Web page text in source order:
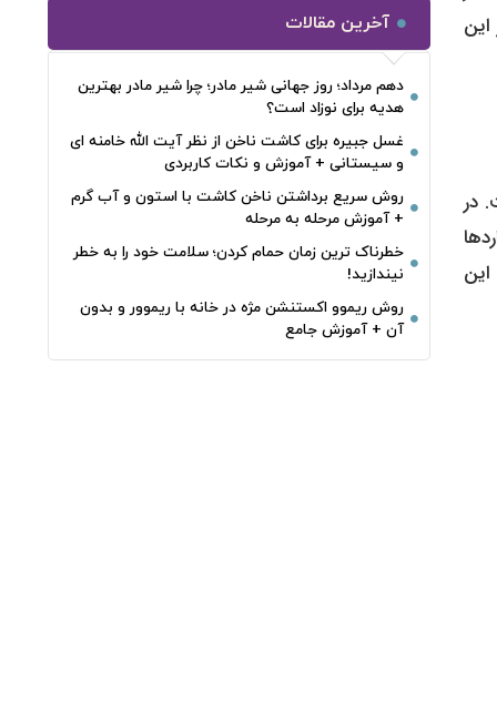
در
آخرین مقالات
دهم مرداد؛ روز جهانی شیر مادر؛ چرا شیر مادر بهترین
هدیه برای نوزاد است؟
غسل جبیره برای کاشت ناخن از نظر آیت الله خامنه ای
و سیستانی + آموزش و نکات کاربردی
روش سریع برداشتن ناخن کاشت با استون و آب گرم
+ آموزش مرحله به مرحله
خطرناک‌ ترین زمان‌ حمام کردن؛ سلامت خود را به خطر
نیندازید!
روش ریموو اکستنشن مژه در خانه با ریموور و بدون
آن + آموزش جامع